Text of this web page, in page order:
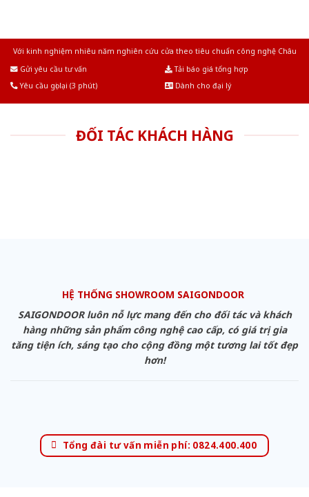
Với kinh nghiệm nhiêu năm nghiên cứu cửa theo tiêu chuẩn công nghệ Châu
Gửi yêu cầu tư vấn
Tải báo giá tổng hợp
Yêu cầu gọi lại (3 phút)
Dành cho đại lý
ĐỐI TÁC KHÁCH HÀNG
HỆ THỐNG SHOWROOM SAIGONDOOR
SAIGONDOOR luôn nỗ lực mang đến cho đối tác và khách
hàng những sản phẩm công nghệ cao cấp, có giá trị gia
tăng tiện ích, sáng tạo cho cộng đồng một tương lai tốt đẹp
hơn!
Tổng đài tư vấn miễn phí: 0824.400.400